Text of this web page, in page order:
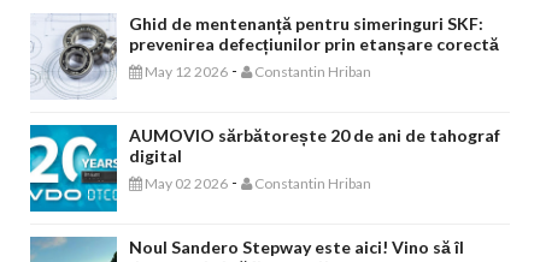
Ghid de mentenanță pentru simeringuri SKF:
prevenirea defecțiunilor prin etanșare corectă
May 12 2026 - Constantin Hriban
AUMOVIO sărbătorește 20 de ani de tahograf
digital
May 02 2026 - Constantin Hriban
Noul Sandero Stepway este aici! Vino să îl